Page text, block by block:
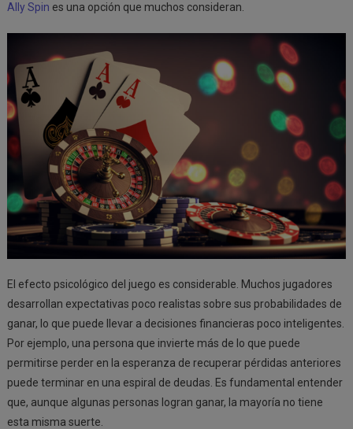
Ally Spin es una opción que muchos consideran.
El efecto psicológico del juego es considerable. Muchos jugadores
desarrollan expectativas poco realistas sobre sus probabilidades de
ganar, lo que puede llevar a decisiones financieras poco inteligentes.
Por ejemplo, una persona que invierte más de lo que puede
permitirse perder en la esperanza de recuperar pérdidas anteriores
puede terminar en una espiral de deudas. Es fundamental entender
que, aunque algunas personas logran ganar, la mayoría no tiene
esta misma suerte.